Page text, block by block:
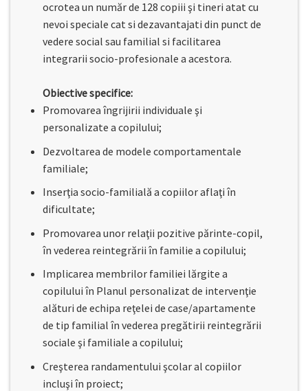
ocrotea un număr de 128 copiii şi tineri atat cu
nevoi speciale cat si dezavantajati din punct de
vedere social sau familial si facilitarea
integrarii socio-profesionale a acestora.
Obiective specifice:
Promovarea îngrijirii individuale şi
personalizate a copilului;
Dezvoltarea de modele comportamentale
familiale;
Inserţia socio-familială a copiilor aflaţi în
dificultate;
Promovarea unor relaţii pozitive părinte-copil,
în vederea reintegrării în familie a copilului;
Implicarea membrilor familiei lărgite a
copilului în Planul personalizat de intervenţie
alături de echipa reţelei de case/apartamente
de tip familial în vederea pregătirii reintegrării
sociale şi familiale a copilului;
Creşterea randamentului şcolar al copiilor
incluşi în proiect;